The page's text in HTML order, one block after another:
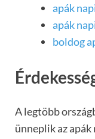
apák
apák
boldog
A legtöbb
ünneplik az